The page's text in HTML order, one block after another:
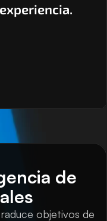
de
objetivos de